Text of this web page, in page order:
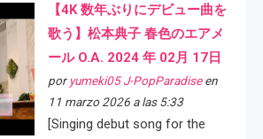
【4K 数年ぶりにデビュー曲を
歌う】松本典子 春色のエアメ
ール O.A. 2024 年 02月 17日
por yumeki05 J-PopParadiseen
11 marzo 2026 a las 5:33
[Singing debut song for the